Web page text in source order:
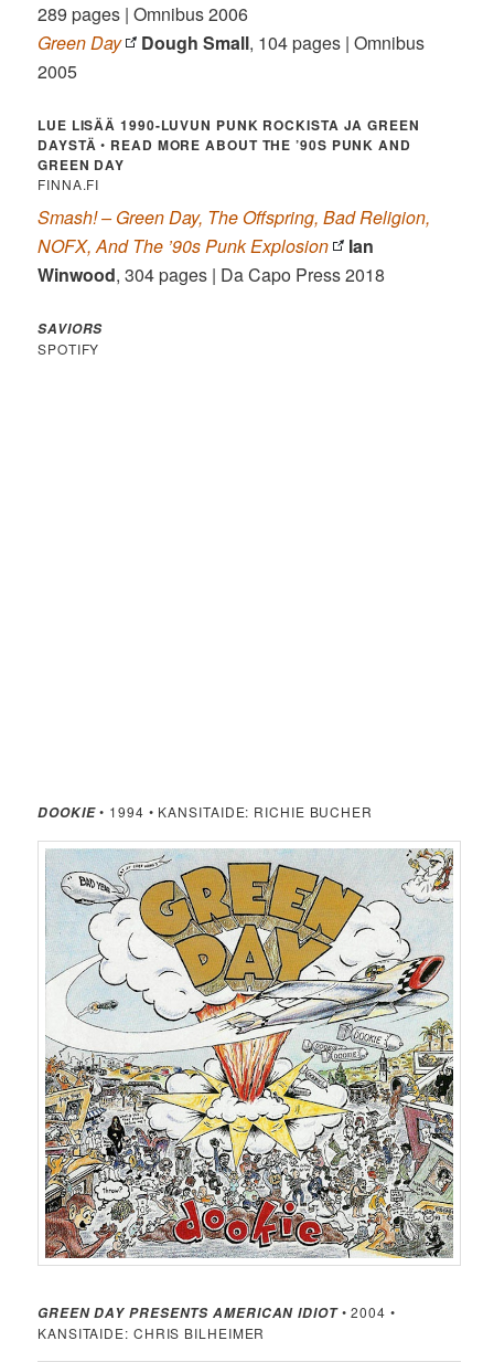
289 pages | Omnibus 2006
Green Day
Dough Small, 104 pages | Omnibus
2005
LUE LISÄÄ 1990-LUVUN PUNK ROCKISTA JA GREEN
DAYSTÄ • READ MORE ABOUT THE ’90S PUNK AND
GREEN DAY
FINNA.FI
Smash! – Green Day, The Offspring, Bad Religion,
NOFX, And The ’90s Punk Explosion
Ian
Winwood, 304 pages | Da Capo Press 2018
SAVIORS
SPOTIFY
DOOKIE• 1994 • KANSITAIDE: RICHIE BUCHER
GREEN DAY PRESENTS AMERICAN IDIOT• 2004 •
KANSITAIDE: CHRIS BILHEIMER